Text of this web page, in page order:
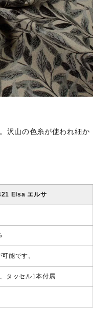
沢山の色糸が使われ細か
Elsa エルサ
能です。
タッセル1本付属